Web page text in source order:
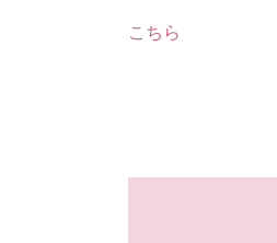
こちら